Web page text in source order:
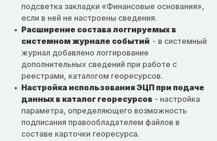
подсветка закладки «Финансовые основания»,
если в ней не настроены сведения.
Расширение состава логгируемых в
системном журнале событий - в системный
журнал добавлено логгирование
дополнительных сведений при работе с
реестрами, каталогом георесурсов.
Настройка использования ЭЦП при подаче
данных в каталог георесурсов - настройка
параметра, определяющего возможность
подписания правообладателем файлов в
составе карточки георесурса.